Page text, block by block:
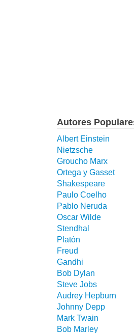
Autores
Albert Einstein
Nietzsche
Groucho Marx
Ortega y Gasset
Shakespeare
Paulo Coelho
Pablo Neruda
Oscar Wilde
Stendhal
Platón
Freud
Gandhi
Bob Dylan
Steve Jobs
Audrey Hepburn
Johnny Depp
Mark Twain
Bob Marley